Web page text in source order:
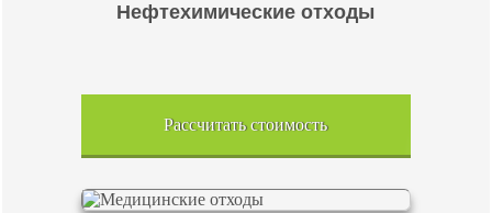
Нефтехимические отходы
Рассчитать стоимость